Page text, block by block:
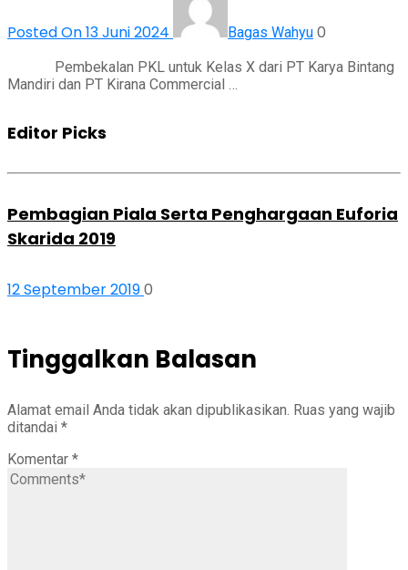
Posted On 13 Juni 2024 Bagas Wahyu 0
Pembekalan PKL untuk Kelas X dari PT Karya Bintang
Mandiri dan PT Kirana Commercial …
Editor Picks
Pembagian Piala Serta Penghargaan Euforia
Skarida 2019
12 September 20190
Tinggalkan Balasan
Alamat email Anda tidak akan dipublikasikan. Ruas yang wajib
ditandai *
Komentar *